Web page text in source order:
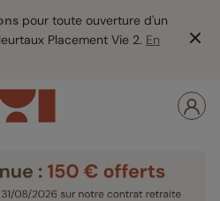
pour toute ouverture d'un
Placement Vie 2. En